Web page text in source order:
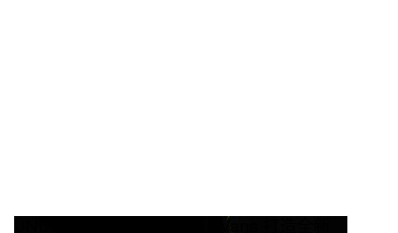
UNDERCOVER x OTW by Vans 打造全新